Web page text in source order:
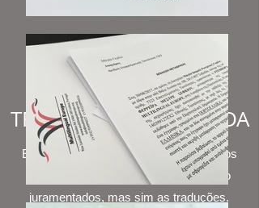
TRADUÇÃO
JURAMENTADA E
TRADUÇÃO CERTIFICADA
Em Portugal, ao contrário de maioria dos
países, não são os tradutores que são
juramentados, mas sim as traduções.